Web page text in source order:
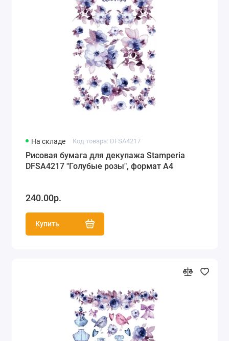
На складе Код товара: DFSA4217
Рисовая бумага для декупажа Stamperia
DFSA4217 "Голубые розы", формат А4
240.00р.
Купить